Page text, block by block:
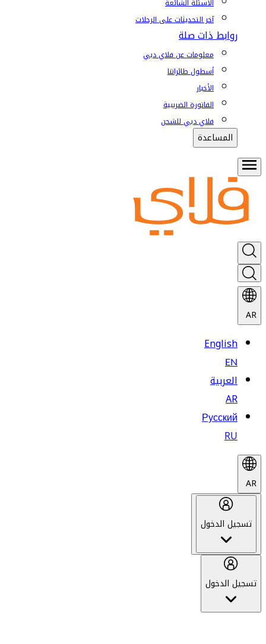
الأسئلة الشائعة
آخر التحديثات على الرحلات
روابط ذات صلة
معلومات عن فلاي دبي
أسطول طائراتنا
الأخبار
الفاتورة الضريبية
فلاي دبي للشحن
المساعدة
AR
English
EN
العربية
AR
Русский
RU
AR
تسجيل الدخول
تسجيل الدخول